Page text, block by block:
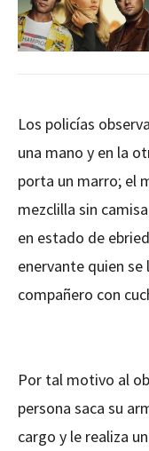
Los policías
una mano y en la
porta un marro; el
mezclilla sin
en estado de
enervante quien se
compañero con
Por tal motivo al
persona saca su
cargo y le realiza